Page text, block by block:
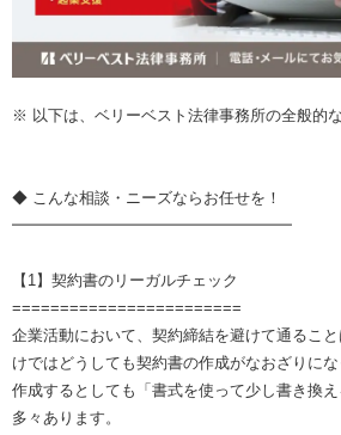
※ 以下は、ベリーベスト法律事務所の全般的
◆ こんな相談・ニーズならお任せを！
━━━━━━━━━━━━━━━━━━
【1】契約書のリーガルチェック
========================
企業活動において、契約締結を避けて通るこ
けではどうしても契約書の作成がなおざりにな
作成するとしても「書式を使って少し書き換
多々あります。